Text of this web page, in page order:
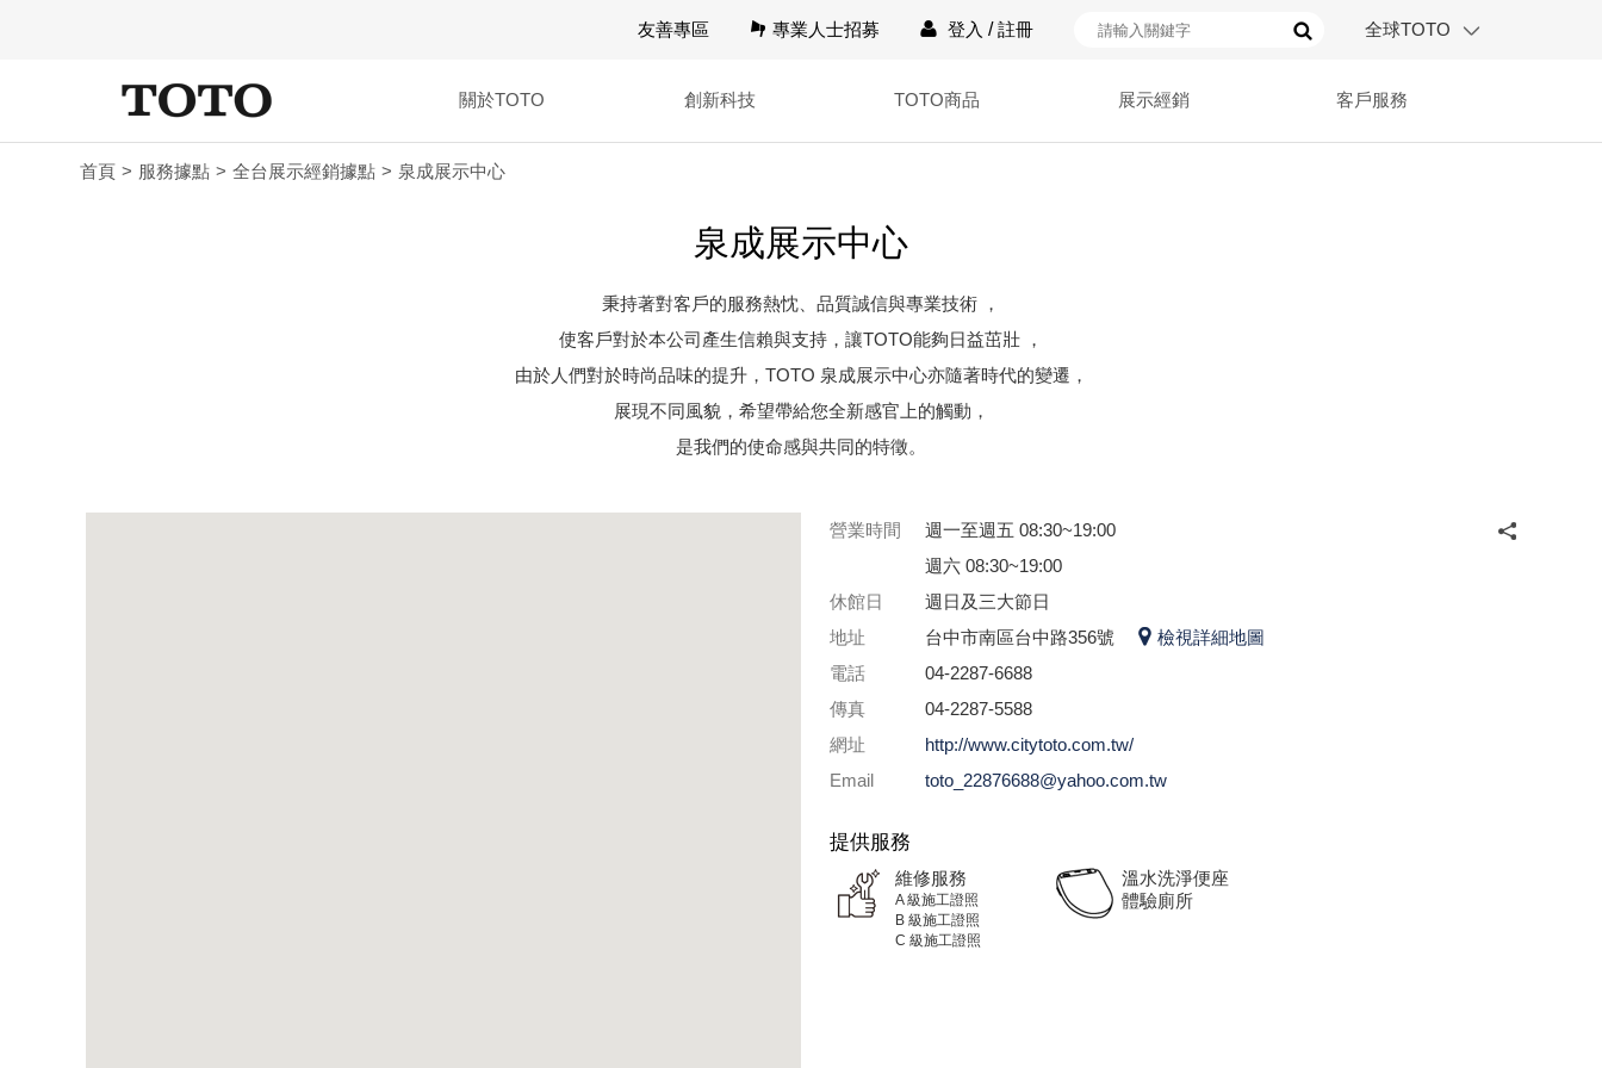
友善專區 專業人士招募 登入 /註冊 全球TOTO
關於TOTO 創新科技 TOTO商品 展示經銷 客戶服務
首頁 服務據點 全台展示經銷據點 泉成展示中心
泉成展示中心
秉持著對客戶的服務熱忱、品質誠信與專業技術 ，
使客戶對於本公司產生信賴與支持，讓TOTO能夠日益茁壯 ，
由於人們對於時尚品味的提升，TOTO 泉成展示中心亦隨著時代的變遷，
展現不同風貌，希望帶給您全新感官上的觸動，
是我們的使命感與共同的特徵。
營業時間
週一至週五 08:30~19:00
週六 08:30~19:00
休館日
週日及三大節日
地址
台中市南區台中路356號
檢視詳細地圖
電話
04-2287-6688
傳真
04-2287-5588
網址
http://www.citytoto.com.tw/
Email
toto_22876688@yahoo.com.tw
提供服務
維修服務
A 級施工證照
B 級施工證照
C 級施工證照
溫水洗淨便座
體驗廁所